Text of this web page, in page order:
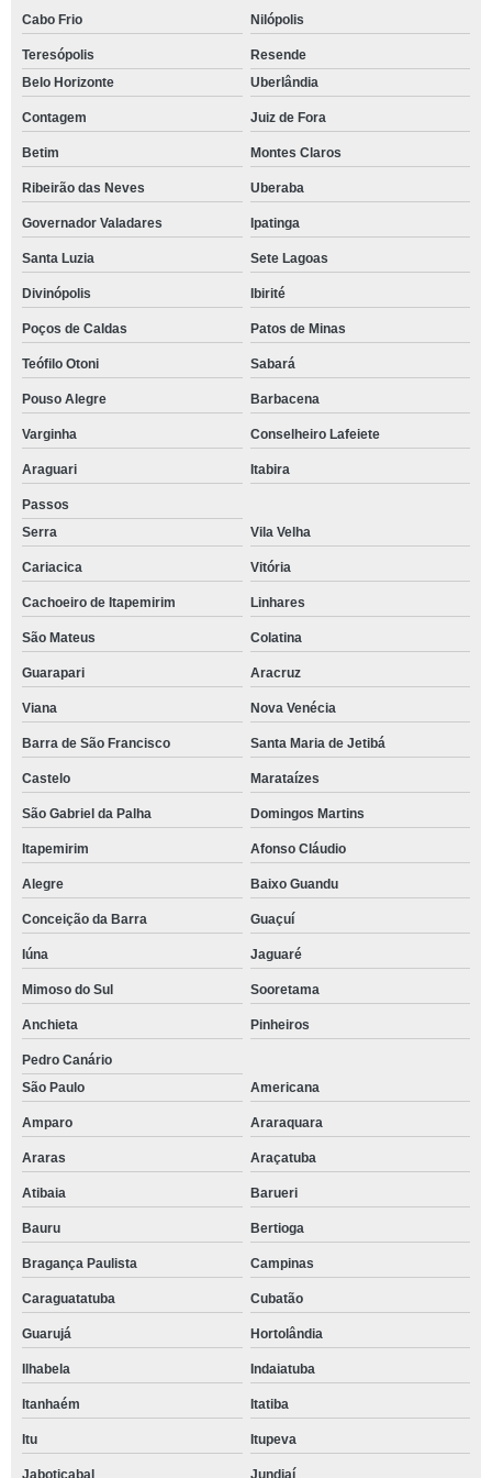
Cabo Frio Nilópolis
Teresópolis
Resende
Belo Horizonte
Uberlândia
Contagem Juiz de Fora
Betim Montes Claros
Ribeirão das Neves Uberaba
Governador Valadares Ipatinga
Santa Luzia Sete Lagoas
Divinópolis Ibirité
Poços de Caldas Patos de Minas
Teófilo Otoni Sabará
Pouso Alegre Barbacena
Varginha Conselheiro Lafeiete
Araguari Itabira
Passos
Serra
Vila Velha
Cariacica Vitória
Cachoeiro de Itapemirim Linhares
São Mateus Colatina
Guarapari Aracruz
Viana Nova Venécia
Barra de São Francisco Santa Maria de Jetibá
Castelo Marataízes
São Gabriel da Palha Domingos Martins
Itapemirim Afonso Cláudio
Alegre Baixo Guandu
Conceição da Barra Guaçuí
Iúna Jaguaré
Mimoso do Sul Sooretama
Anchieta Pinheiros
Pedro Canário
São Paulo
Americana
Amparo Araraquara
Araras Araçatuba
Atibaia Barueri
Bauru Bertioga
Bragança Paulista Campinas
Caraguatatuba Cubatão
Guarujá Hortolândia
Ilhabela Indaiatuba
Itanhaém Itatiba
Itu Itupeva
Jaboticabal Jundiaí